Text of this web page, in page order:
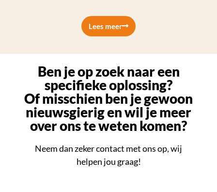
Lees meer
Ben je op zoek naar een
specifieke oplossing?
Of misschien ben je gewoon
nieuwsgierig en wil je meer
over ons te weten komen?
Neem dan zeker contact met ons op, wij
helpen jou graag!